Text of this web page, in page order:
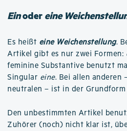
Einodereine
Es heißt eine Weichenstellung.
Artikel gibt es nur zwei Formen:
feminine Substantive benutzt
Singular eine. Bei allen anderen
neutralen – ist in der Grundform
Den unbestimmten Artikel
Zuhörer (noch) nicht klar ist,